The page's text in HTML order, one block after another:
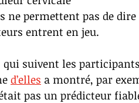
ne permettent pas de
entrent en jeu.
qui suivent les
d’elles a montré, par
pas un prédicteur